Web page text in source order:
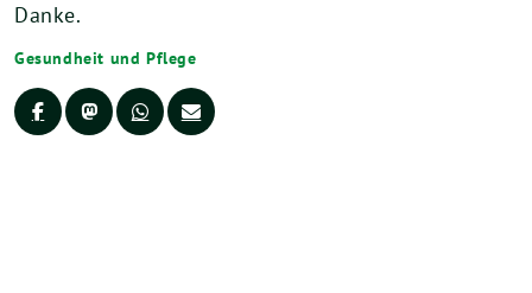
Danke.
Gesundheit und Pflege